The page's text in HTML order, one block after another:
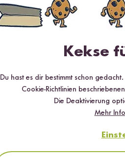
0 %
Kekse
Du hast es dir bestimmt schon
Cookie-Richtlinien
Die Deaktivierung
Mehr